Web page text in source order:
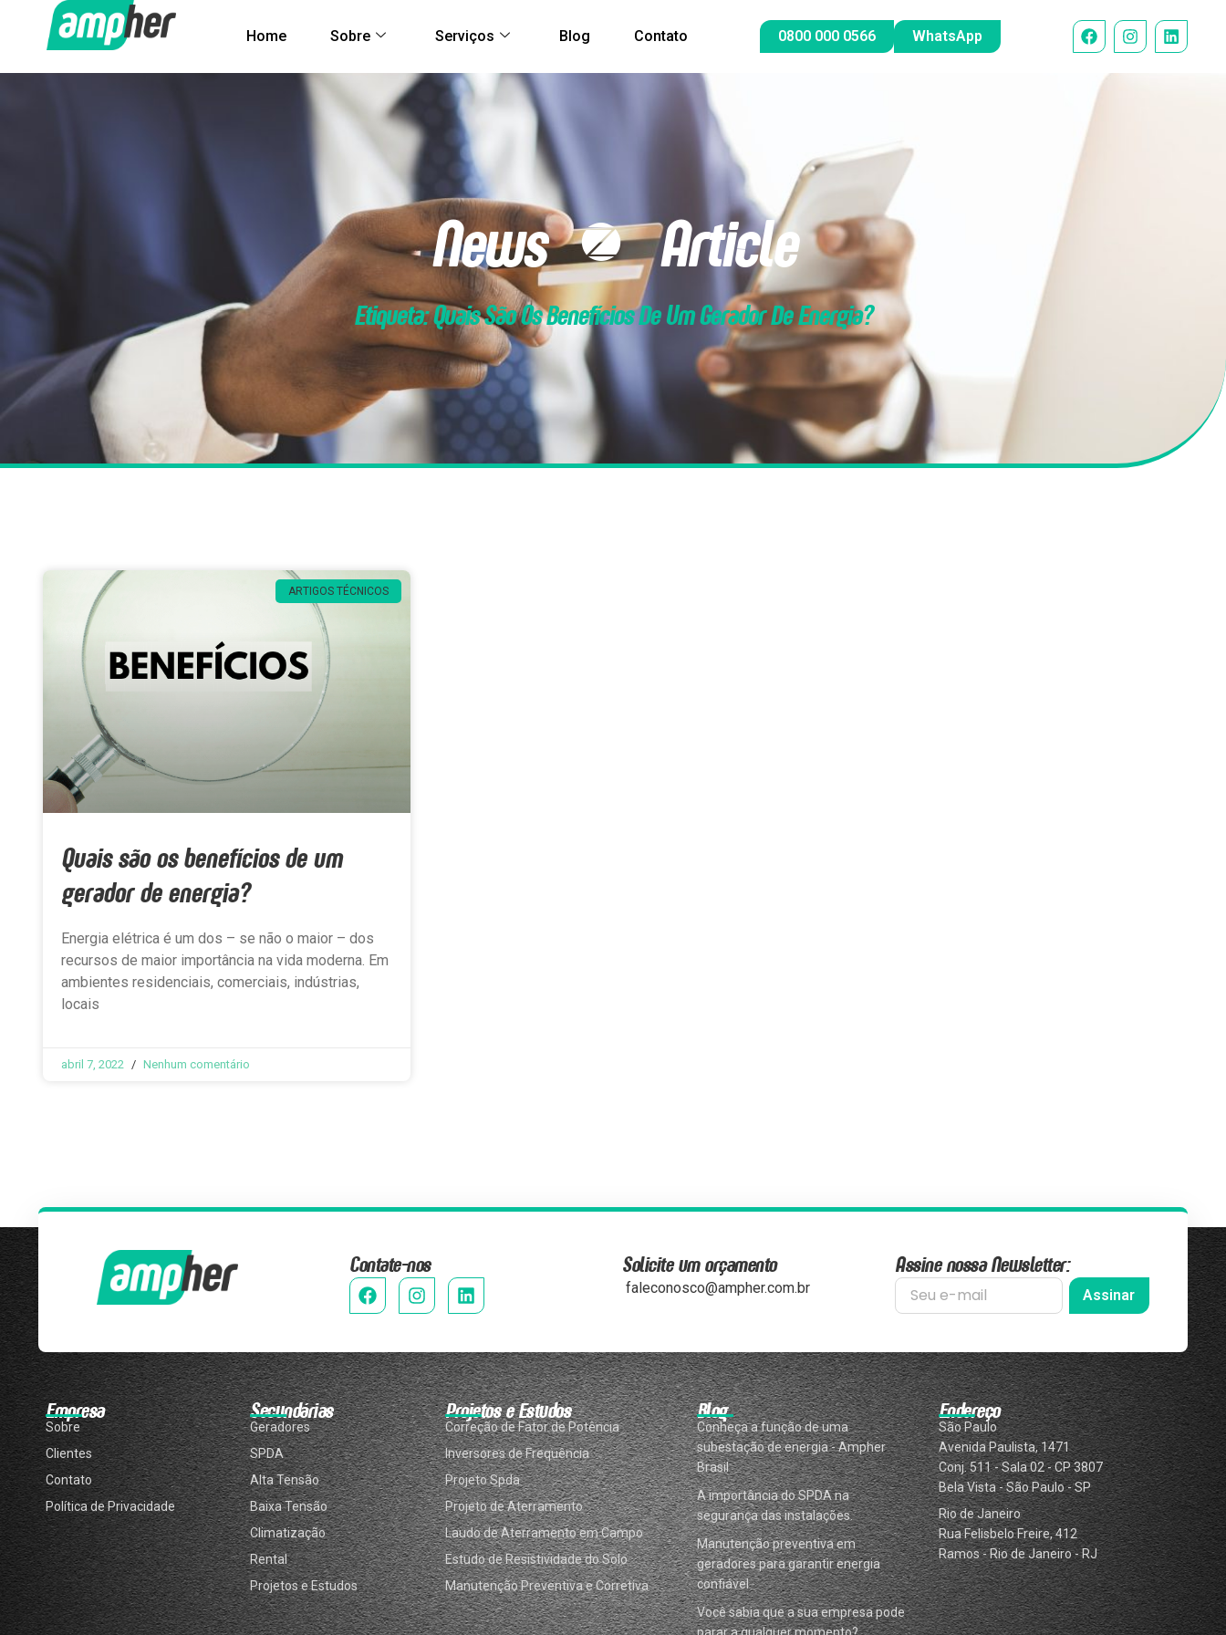
Home Sobre Serviços Blog Contato 0800 000 0566 WhatsApp
News & Article
Etiqueta: Quais São Os Benefícios De Um Gerador De Energia?
ARTIGOS TÉCNICOS
Quais são os benefícios de um
gerador de energia?
Energia elétrica é um dos – se não o maior – dos
recursos de maior importância na vida moderna. Em
ambientes residenciais, comerciais, indústrias,
locais
abril 7, 2022 Nenhum comentário
Contate-nos Solicite um orçamento
faleconosco@ampher.com.br
Assine nossa Newsletter:
Assinar
Empresa
Sobre
Clientes
Contato
Política de Privacidade
Secundárias
Geradores
SPDA
Alta Tensão
Baixa Tensão
Climatização
Rental
Projetos e Estudos
Projetos e Estudos
Correção de Fator de Potência
Inversores de Frequência
Projeto Spda
Projeto de Aterramento
Laudo de Aterramento em Campo
Estudo de Resistividade do Solo
Manutenção Preventiva e Corretiva
Blog
Conheça a função de uma
subestação de energia - Ampher
Brasil
A importância do SPDA na
segurança das instalações.
Manutenção preventiva em
geradores para garantir energia
confiável
Você sabia que a sua empresa pode
Endereço
São Paulo
Avenida Paulista, 1471
Conj. 511 - Sala 02 - CP 3807
Bela Vista - São Paulo - SP
Rio de Janeiro
Rua Felisbelo Freire, 412
Ramos - Rio de Janeiro - RJ